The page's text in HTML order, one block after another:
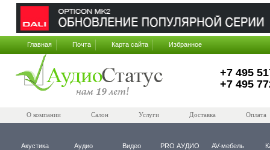
Главная Почта Карта сайта Избранное
+7 495
+7 495
О компании Салон Услуги Доставка Оплата
Акустика Аудио Видео PRO АУДИО AV-мебель